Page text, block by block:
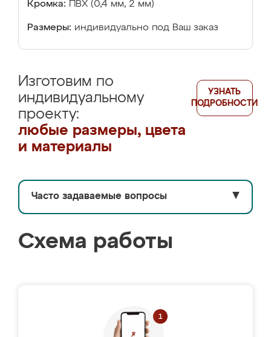
Кромка: ПВХ (0,4 мм, 2 мм)
Размеры: индивидуально под Ваш заказ
Изготовим по
индивидуальному
проекту:
любые размеры, цвета
и материалы
УЗНАТЬ
ПОДРОБНОСТИ
Часто задаваемые вопросы ▼
Схема работы